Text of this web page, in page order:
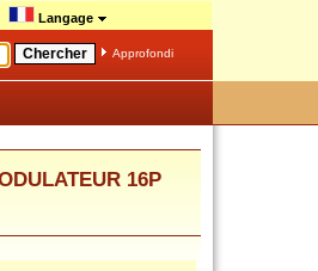
Langage
Approfondi
16P